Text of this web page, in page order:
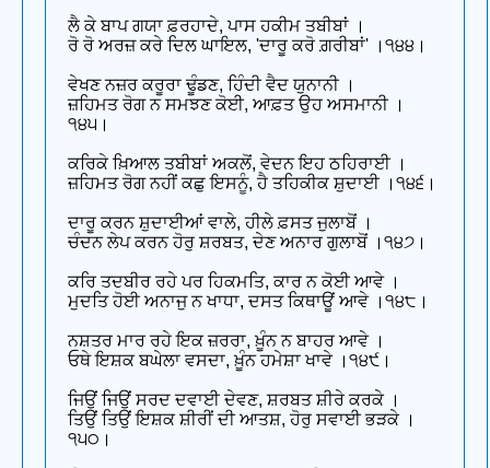
ਲੈ ਕੇ ਬਾਪ ਗਯਾ ਫ਼ਰਹਾਦੇ, ਪਾਸ ਹਕੀਮ ਤਬੀਬਾਂ ।
ਰੋ ਰੋ ਅਰਜ਼ ਕਰੇ ਦਿਲ ਘਾਇਲ, 'ਦਾਰੂ ਕਰੋ ਗ਼ਰੀਬਾਂ' ।੧੪੪।
ਵੇਖਣ ਨਜ਼ਰ ਕਰੂਰਾ ਢੂੰਡਣ, ਹਿੰਦੀ ਵੈਦ ਯੁਨਾਨੀ ।
ਜ਼ਹਿਮਤ ਰੋਗ ਨ ਸਮਝਣ ਕੋਈ, ਆਫ਼ਤ ਉਹ ਅਸਮਾਨੀ ।
੧੪੫।
ਕਰਿਕੇ ਖ਼ਿਆਲ ਤਬੀਬਾਂ ਅਕਲੋਂ, ਵੇਦਨ ਇਹ ਠਹਿਰਾਈ ।
ਜ਼ਹਿਮਤ ਰੋਗ ਨਹੀਂ ਕਛੁ ਇਸਨੂੰ, ਹੈ ਤਹਿਕੀਕ ਸ਼ੁਦਾਈ ।੧੪੬।
ਦਾਰੂ ਕਰਨ ਸ਼ੁਦਾਈਆਂ ਵਾਲੇ, ਹੀਲੇ ਫ਼ਸਤ ਜੁਲਾਬੋਂ ।
ਚੰਦਨ ਲੇਪ ਕਰਨ ਹੋਰੁ ਸ਼ਰਬਤ, ਦੇਣ ਅਨਾਰ ਗੁਲਾਬੋਂ ।੧੪੭।
ਕਰਿ ਤਦਬੀਰ ਰਹੇ ਪਰ ਹਿਕਮਤਿ, ਕਾਰ ਨ ਕੋਈ ਆਵੇ ।
ਮੁਦਤਿ ਹੋਈ ਅਨਾਜੁ ਨ ਖਾਧਾ, ਦਸਤ ਕਿਥਾਊਂ ਆਵੇ ।੧੪੮।
ਨਸ਼ਤਰ ਮਾਰ ਰਹੇ ਇਕ ਜ਼ਰਰਾ, ਖ਼ੂੰਨ ਨ ਬਾਹਰ ਆਵੇ ।
ਓਥੇ ਇਸ਼ਕ ਬਘੇਲਾ ਵਸਦਾ, ਖ਼ੂੰਨ ਹਮੇਸ਼ਾ ਖਾਵੇ ।੧੪੯।
ਜਿਉਂ ਜਿਉਂ ਸਰਦ ਦਵਾਈ ਦੇਵਣ, ਸ਼ਰਬਤ ਸ਼ੀਰੇ ਕਰਕੇ ।
ਤਿਉਂ ਤਿਉਂ ਇਸ਼ਕ ਸ਼ੀਰੀਂ ਦੀ ਆਤਸ਼, ਹੋਰੁ ਸਵਾਈ ਭੜਕੇ ।
੧੫੦।